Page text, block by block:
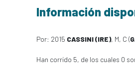
Información
Por: 2015 CASSINI (IRE), M, C (
Han corrido 5, de los cuales 0